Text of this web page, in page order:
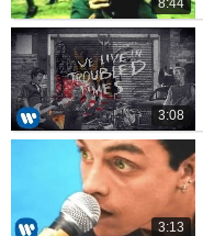
8:44
3:08
3:13